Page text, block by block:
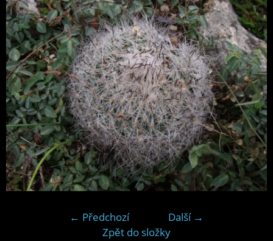
← Předchozí
Další →
Zpět do složky